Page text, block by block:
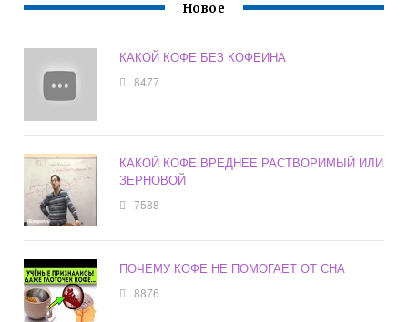
Новое
КАКОЙ КОФЕ БЕЗ КОФЕИНА
8477
КАКОЙ КОФЕ ВРЕДНЕЕ РАСТВОРИМЫЙ ИЛИ
ЗЕРНОВОЙ
7588
ПОЧЕМУ КОФЕ НЕ ПОМОГАЕТ ОТ СНА
8876